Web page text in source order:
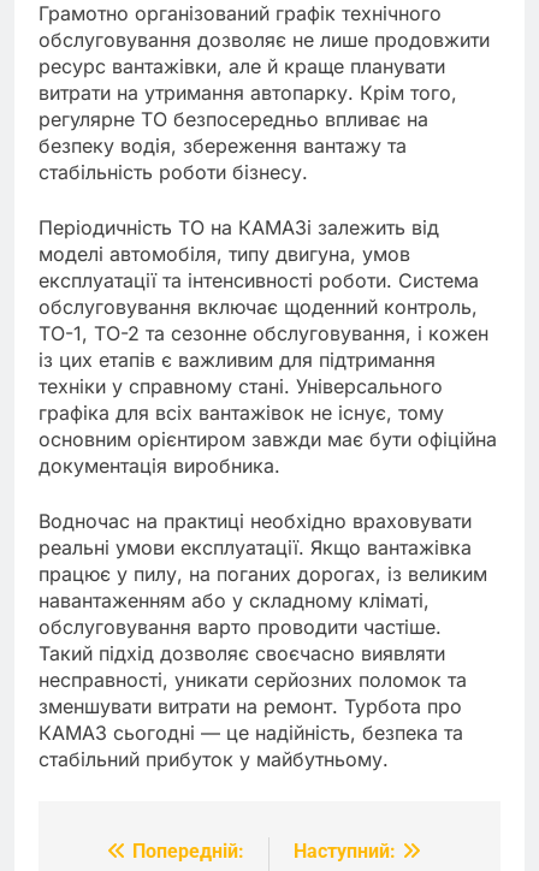
Грамотно організований графік технічного
обслуговування дозволяє не лише продовжити
ресурс вантажівки, але й краще планувати
витрати на утримання автопарку. Крім того,
регулярне ТО безпосередньо впливає на
безпеку водія, збереження вантажу та
стабільність роботи бізнесу.
Періодичність ТО на КАМАЗі залежить від
моделі автомобіля, типу двигуна, умов
експлуатації та інтенсивності роботи. Система
обслуговування включає щоденний контроль,
ТО-1, ТО-2 та сезонне обслуговування, і кожен
із цих етапів є важливим для підтримання
техніки у справному стані. Універсального
графіка для всіх вантажівок не існує, тому
основним орієнтиром завжди має бути офіційна
документація виробника.
Водночас на практиці необхідно враховувати
реальні умови експлуатації. Якщо вантажівка
працює у пилу, на поганих дорогах, із великим
навантаженням або у складному кліматі,
обслуговування варто проводити частіше.
Такий підхід дозволяє своєчасно виявляти
несправності, уникати серйозних поломок та
зменшувати витрати на ремонт. Турбота про
КАМАЗ сьогодні — це надійність, безпека та
стабільний прибуток у майбутньому.
НавігаціяПопередній: Наступний: